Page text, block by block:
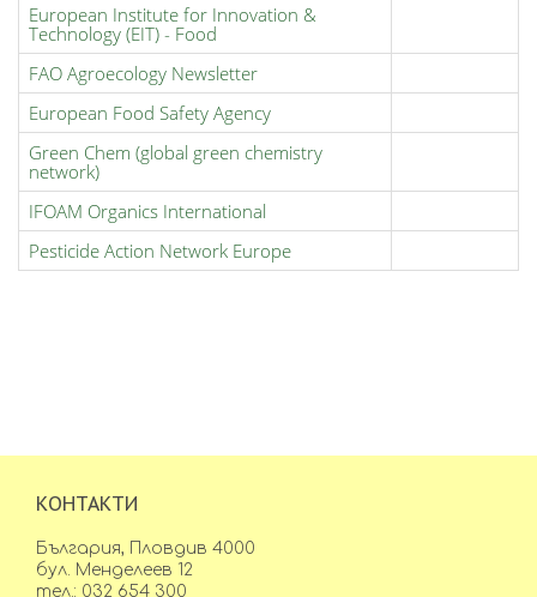
European Institute for Innovation &
Technology (EIT) - Food
FAO Agroecology Newsletter
European Food Safety Agency
Green Chem (global green chemistry
network)
IFOAM Organics International
Pesticide Action Network Europe
КОНТАКТИ
България, Пловдив 4000
бул. Менделеев 12
тел.: 032 654 300